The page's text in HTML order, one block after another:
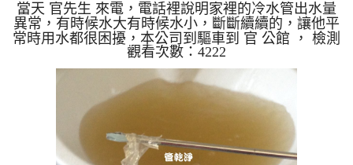
當天 官先生 來電，電話裡說明家裡的冷水管出水量
異常，有時候水大有時候水小，斷斷續續的，讓他平
常時用水都很困擾，本公司到驅車到 官 公館 ， 檢測
水管問題時，並無管路異常，本公司二話不說架起
水管清洗機 ，開始 洗水管 ，連蓬頭處噴出不少異
物，如下圖及影片，官先生 看了也搖頭， 水管清洗
約兩小時後，冷水出水量變大了，出水也沒有異物，
官先生總算能回復正常用水習慣了。 清洗水管, 水管
清洗, 洗水管, 熱水管堵塞, 熱水忽冷忽熱, 洗管路, 清
管路 ...
觀看次數：4222